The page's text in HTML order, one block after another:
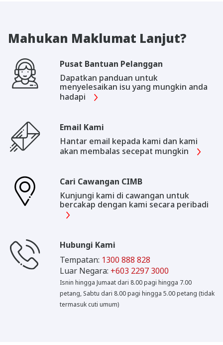
Mahukan Maklumat Lanjut?
Pusat Bantuan Pelanggan
Dapatkan panduan untuk
menyelesaikan isu yang mungkin anda
hadapi
Email Kami
Hantar email kepada kami dan kami
akan membalas secepat mungkin
Cari Cawangan CIMB
Kunjungi kami di cawangan untuk
bercakap dengan kami secara peribadi
Hubungi Kami
Tempatan: 1300 888 828
Luar Negara: +603 2297 3000
Isnin hingga Jumaat dari 8.00 pagi hingga 7.00
petang, Sabtu dari 8.00 pagi hingga 5.00 petang (tidak
termasuk cuti umum)